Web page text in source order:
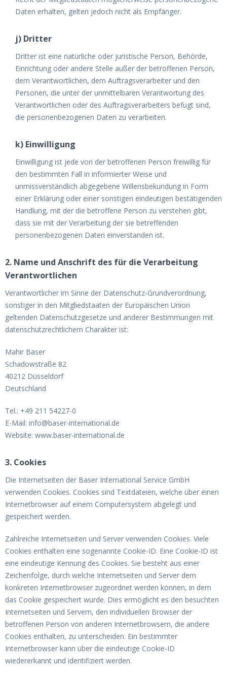
Daten erhalten, gelten jedoch nicht als Empfänger.
j) Dritter
Dritter ist eine natürliche oder juristische Person, Behörde,
Einrichtung oder andere Stelle außer der betroffenen Person,
dem Verantwortlichen, dem Auftragsverarbeiter und den
Personen, die unter der unmittelbaren Verantwortung des
Verantwortlichen oder des Auftragsverarbeiters befugt sind,
die personenbezogenen Daten zu verarbeiten.
k) Einwilligung
Einwilligung ist jede von der betroffenen Person freiwillig für
den bestimmten Fall in informierter Weise und
unmissverständlich abgegebene Willensbekundung in Form
einer Erklärung oder einer sonstigen eindeutigen bestätigenden
Handlung, mit der die betroffene Person zu verstehen gibt,
dass sie mit der Verarbeitung der sie betreffenden
personenbezogenen Daten einverstanden ist.
2. Name und Anschrift des für die Verarbeitung
Verantwortlichen
Verantwortlicher im Sinne der Datenschutz-Grundverordnung,
sonstiger in den Mitgliedstaaten der Europäischen Union
geltenden Datenschutzgesetze und anderer Bestimmungen mit
datenschutzrechtlichem Charakter ist:
Mahir Baser
Schadowstraße 82
40212 Düsseldorf
Deutschland
Tel.: +49 211 54227-0
E-Mail: info@baser-international.de
Website: www.baser-international.de
3. Cookies
Die Internetseiten der Baser International Service GmbH
verwenden Cookies. Cookies sind Textdateien, welche über einen
Internetbrowser auf einem Computersystem abgelegt und
gespeichert werden.
Zahlreiche Internetseiten und Server verwenden Cookies. Viele
Cookies enthalten eine sogenannte Cookie-ID. Eine Cookie-ID ist
eine eindeutige Kennung des Cookies. Sie besteht aus einer
Zeichenfolge, durch welche Internetseiten und Server dem
konkreten Internetbrowser zugeordnet werden können, in dem
das Cookie gespeichert wurde. Dies ermöglicht es den besuchten
Internetseiten und Servern, den individuellen Browser der
betroffenen Person von anderen Internetbrowsern, die andere
Cookies enthalten, zu unterscheiden. Ein bestimmter
Internetbrowser kann über die eindeutige Cookie-ID
wiedererkannt und identifiziert werden.